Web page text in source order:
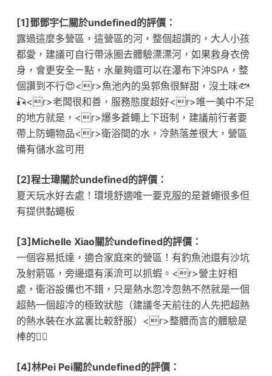
[1]鄧鄧宇仁關於undefined的評價：
露過這麼多營區，這營區的河，整個超讚的，大人小孩
都愛，建議可自行帶泳圈去體驗漂漂河，如果救身衣傍
身，會更安全ㄧ點，水量夠還可以在瀑布下沖SPA，整
個讚到不行😍<r>魚池內的吳郭魚很鮮甜，沒土味🐟
🎣<r>老闆很和善，服務態度超好<r>唯一美中不足
的地方就是，<r>爆多蒼蠅上下班制，建議前行者要
帶上防蠅物品<r>衛浴間的水，冷熱落差很大，營區
備有儲水盆可用
[2]程士瑋關於undefined的評價：
夏天玩水好去處！環境舒適唯一要克服的是蒼蠅很多但
有提供黏蠅板
[3]Michelle Xiao關於undefined的評價：
一個容易抵達，適合家庭來的營區！有釣魚池還有沙坑
及射箭區，旁邊還有溪流可以抓蝦。<r>營主好相
處，衛浴設備也不錯，只是熱水忽冷忽熱不然就是一個
超熱一個超冷的極致狀態（建議冬天前往的人先把超熱
的熱水裝在水盆裏比較舒服）<r>整體而言的體驗是
棒的👍🏾
[4]林Pei Pei關於undefined的評價：